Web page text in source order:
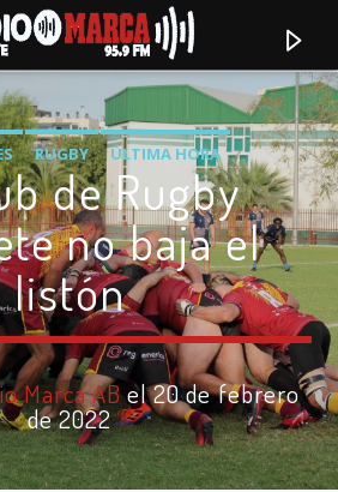
RUGBY ÚLTIMA HORA
de Rugby
no baja el
listón
Marca ABel 20 de febrero
de 2022